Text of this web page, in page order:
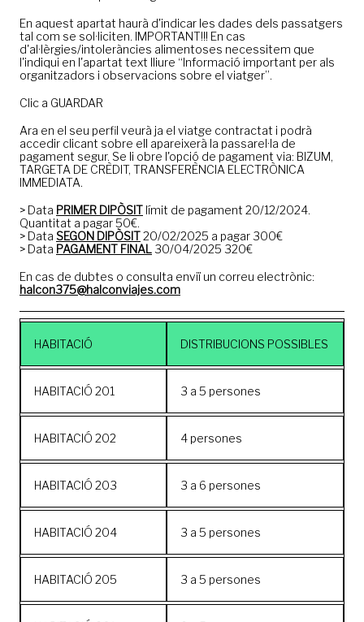
En aquest apartat haurà d'indicar les dades dels passatgers
tal com se sol·liciten. IMPORTANT!!! En cas
d'al·lèrgies/intoleràncies alimentoses necessitem que
l'indiqui en l'apartat text lliure “Informació important per als
organitzadors i observacions sobre el viatger”.
Clic a GUARDAR
Ara en el seu perfil veurà ja el viatge contractat i podrà
accedir clicant sobre ell apareixerà la passarel·la de
pagament segur. Se li obre l'opció de pagament via: BIZUM,
TARGETA DE CRÈDIT, TRANSFERÈNCIA ELECTRÒNICA
IMMEDIATA.
> Data PRIMER DIPÒSIT límit de pagament 20/12/2024.
Quantitat a pagar 50€.
> Data SEGON DIPÒSIT20/02/2025 a pagar 300€
> Data PAGAMENT FINAL 30/04/2025 320€
En cas de dubtes o consulta enviï un correu electrònic:
halcon375@halconviajes.com
HABITACIÓ DISTRIBUCIONS POSSIBLES
HABITACIÓ 201 3 a 5 persones
HABITACIÓ 202 4 persones
HABITACIÓ 203 3 a 6 persones
HABITACIÓ 204 3 a 5 persones
HABITACIÓ 205 3 a 5 persones